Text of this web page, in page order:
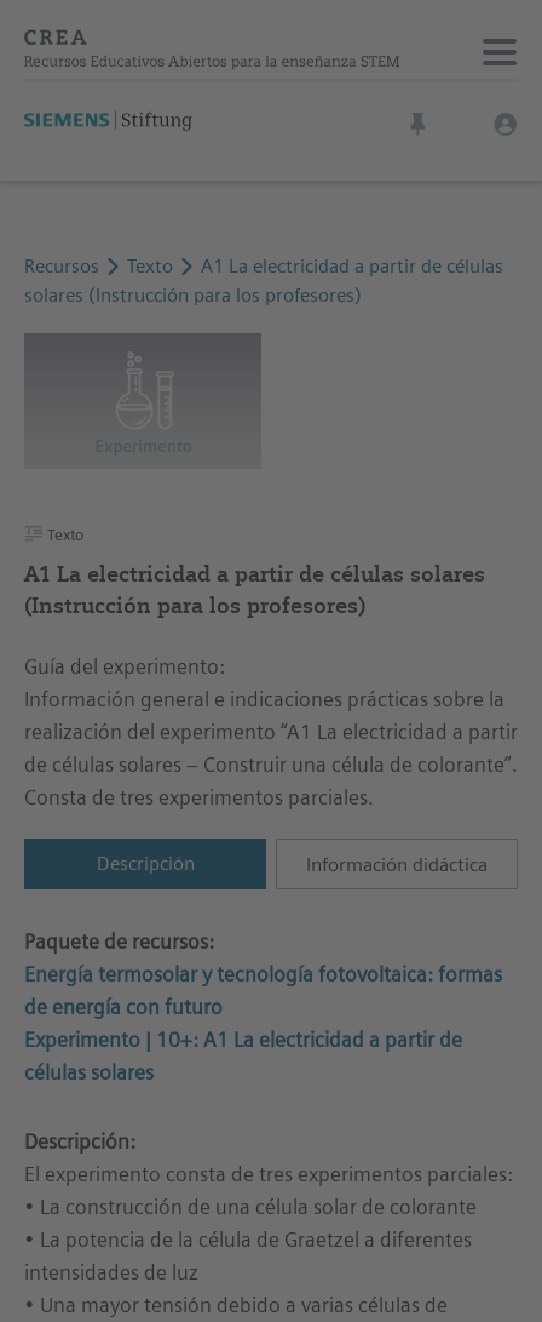
Recursos Texto
A1 La electricidad a partir de células
solares (Instrucción para los profesores)
Texto
A1 La electricidad a partir de células solares
(Instrucción para los profesores)
Guía del experimento:
Información general e indicaciones prácticas sobre la
realización del experimento “A1 La electricidad a partir
de células solares – Construir una célula de colorante”.
Consta de tres experimentos parciales.
Descripción Información didáctica
Paquete de recursos:
Energía termosolar y tecnología fotovoltaica: formas
de energía con futuro
Experimento | 10+: A1 La electricidad a partir de
células solares
Descripción:
El experimento consta de tres experimentos parciales:
• La construcción de una célula solar de colorante
• La potencia de la célula de Graetzel a diferentes
intensidades de luz
• Una mayor tensión debido a varias células de